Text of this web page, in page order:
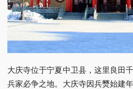
大庆寺位于宁夏中卫县，这里良田
兵家必争之地。大庆寺因兵燹始建